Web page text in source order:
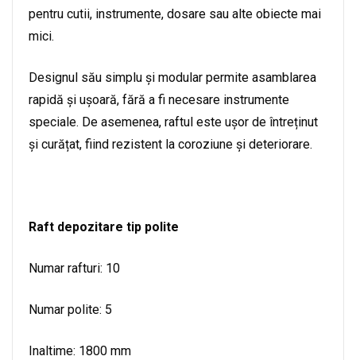
pentru cutii, instrumente, dosare sau alte obiecte mai
mici.
Designul său simplu și modular permite asamblarea
rapidă și ușoară, fără a fi necesare instrumente
speciale. De asemenea, raftul este ușor de întreținut
și curățat, fiind rezistent la coroziune și deteriorare.
Raft depozitare tip polite
Numar rafturi: 10
Numar polite: 5
Inaltime: 1800 mm